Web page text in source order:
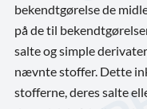
bekendtgørelse de
på de til
salte og simple
nævnte stoffer. Dette
stofferne, deres salte